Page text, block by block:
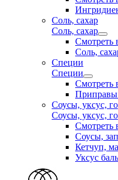
Соль, сахар
Соль, сахар
Смотреть
Соль,
Специи
Специи
Смотреть
Соусы, уксус,
Соусы, уксус,
Смотреть
Соусы,
Кетчуп,
Уксус